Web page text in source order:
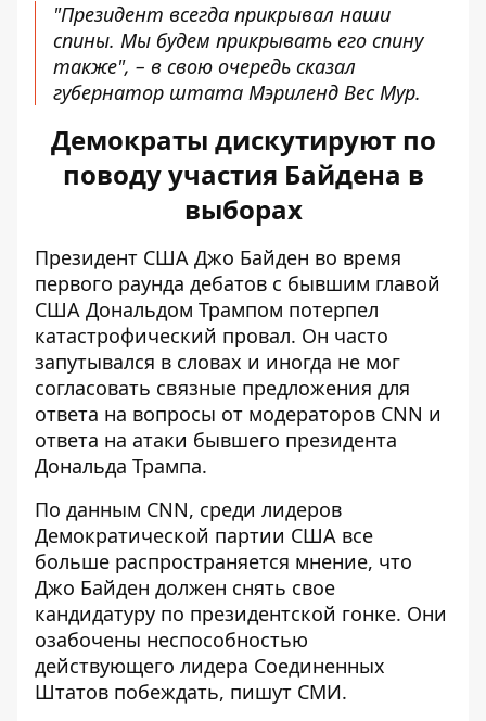
"Президент всегда прикрывал наши
спины. Мы будем прикрывать его спину
также", – в свою очередь сказал
губернатор штата Мэриленд Вес Мур.
Демократы дискутируют по
поводу участия Байдена в
выборах
Президент США Джо Байден во время
первого раунда дебатов с бывшим главой
США Дональдом Трампом потерпел
катастрофический провал. Он часто
запутывался в словах и иногда не мог
согласовать связные предложения для
ответа на вопросы от модераторов CNN и
ответа на атаки бывшего президента
Дональда Трампа.
По данным CNN, среди лидеров
Демократической партии США все
больше распространяется мнение, что
Джо Байден должен снять свое
кандидатуру по президентской гонке. Они
озабочены неспособностью
действующего лидера Соединенных
Штатов побеждать, пишут СМИ.